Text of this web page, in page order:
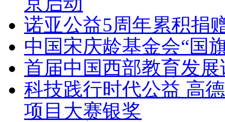
诺亚公益5周年累积捐
中国宋庆龄基金会“国
首届中国西部教育发
科技践行时代公益 高
项目大赛银奖